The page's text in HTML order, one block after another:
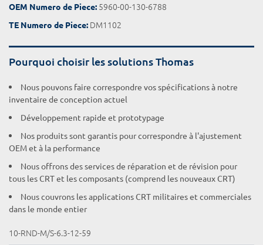
OEM Numero de Piece: 5960-00-130-6788
TE Numero de Piece: DM1102
Pourquoi choisir les solutions Thomas
Nous pouvons faire correspondre vos spécifications à notre
inventaire de conception actuel
Développement rapide et prototypage
Nos produits sont garantis pour correspondre à l'ajustement
OEM et à la performance
Nous offrons des services de réparation et de révision pour
tous les CRT et les composants (comprend les nouveaux CRT)
Nous couvrons les applications CRT militaires et commerciales
dans le monde entier
10-RND-M/S-6.3-12-59